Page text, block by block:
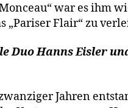
war es ihm
„Pariser Flair“ zu
Duo Hanns Eisler
Jahren